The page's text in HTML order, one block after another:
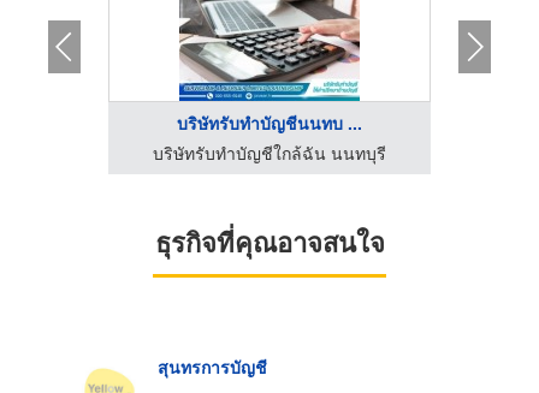
บริษัทรับทำบัญชีนนทบ ...
บริษัทรับทำบัญชีใกล้ฉัน นนทบุรี
ธุรกิจที่คุณอาจสนใจ
สุนทรการบัญชี